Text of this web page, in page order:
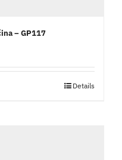
– GP117
Details